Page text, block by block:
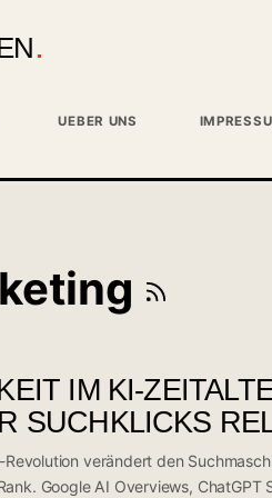
UEBER UNS
IM KI-
SUCHKLICKS
Revolution verändert den
Google AI Overviews,